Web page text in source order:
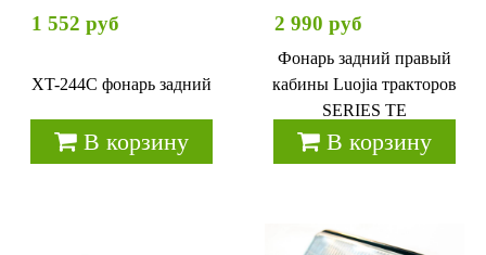
1 552 руб
XT-244C фонарь задний
В корзину
2 990 руб
Фонарь задний правый
кабины Luojia тракторов
SERIES TE
В корзину